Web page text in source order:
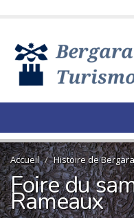
Accueil Histoire de Bergara
Foire du
Rameaux